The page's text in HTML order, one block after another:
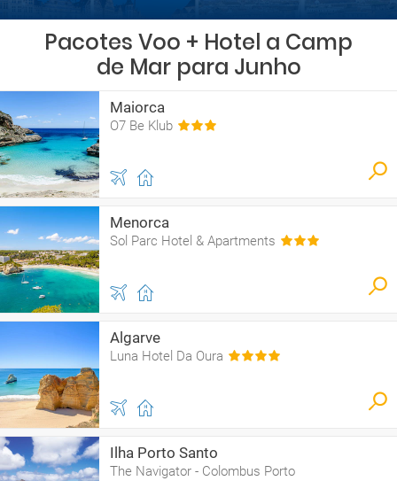
Pacotes Voo + Hotel a Camp
de Mar para Junho
Maiorca
O7 Be Klub
Menorca
Sol Parc Hotel & Apartments
Algarve
Luna Hotel Da Oura
Ilha Porto Santo
The Navigator - Colombus Porto